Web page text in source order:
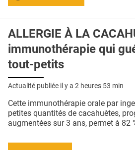
ALLERGIE À LA
immunothérapie qui
tout-petits
Actualité publiée il y a 2 heures 53 min
Cette immunothérapie orale par
petites quantités de cacahuètes,
augmentées sur 3 ans, permet à 82